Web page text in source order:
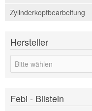
Zylinderkopfbearbeitung
Hersteller
Bitte wählen
Febi - Bilstein